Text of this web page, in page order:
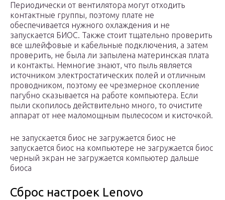
Периодически от вентилятора могут отходить
контактные группы, поэтому плате не
обеспечивается нужного охлаждения и не
запускается БИОС. Также стоит тщательно проверить
все шлейфовые и кабельные подключения, а затем
проверить, не была ли запылена материнская плата
и контакты. Немногие знают, что пыль является
источником электростатических полей и отличным
проводником, поэтому ее чрезмерное скопление
пагубно сказывается на работе компьютера. Если
пыли скопилось действительно много, то очистите
аппарат от нее маломощным пылесосом и кисточкой.
не запускается биос не загружается биос не
запускается биос на компьютере не загружается биос
черный экран не загружается компьютер дальше
биоса
Сброс настроек Lenovo